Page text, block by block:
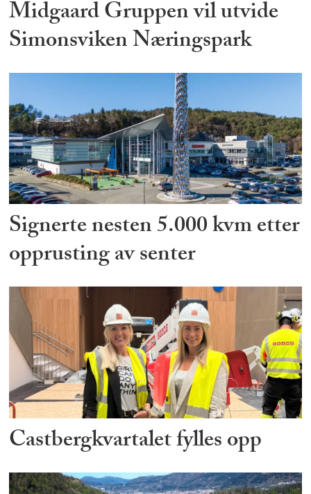
Midgaard Gruppen vil utvide
Simonsviken Næringspark
Signerte nesten 5.000 kvm etter
opprusting av senter
Castbergkvartalet fylles opp